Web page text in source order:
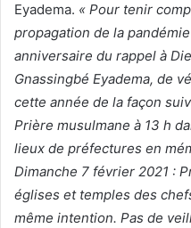
Eyadema. « Pour tenir
propagation de la
anniversaire du rappel à
Gnassingbé Eyadema, de
cette année de la façon
Prière musulmane à 13 h
lieux de préfectures en
Dimanche 7 février 2021 :
églises et temples des
même intention. Pas de